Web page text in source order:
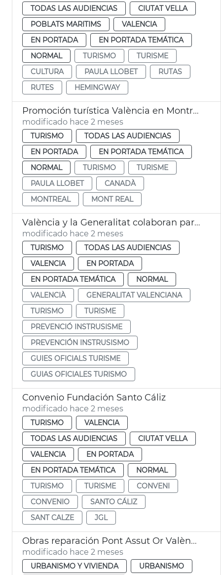
TODAS LAS AUDIENCIAS
CIUTAT VELLA
POBLATS MARITIMS
VALENCIA
EN PORTADA
EN PORTADA TEMÁTICA
NORMAL
TURISMO
TURISME
CULTURA
PAULA LLOBET
RUTAS
RUTES
HEMINGWAY
Promoción turística València en Montreal
modificado hace 2 meses
TURISMO
TODAS LAS AUDIENCIAS
EN PORTADA
EN PORTADA TEMÁTICA
NORMAL
TURISMO
TURISME
PAULA LLOBET
CANADÀ
MONTREAL
MONT REAL
València y la Generalitat colaboran para prevenir el intrusismo en la profesión de guía oficial de turismo
modificado hace 2 meses
TURISMO
TODAS LAS AUDIENCIAS
VALENCIA
EN PORTADA
EN PORTADA TEMÁTICA
NORMAL
VALENCIÀ
GENERALITAT VALENCIANA
TURISMO
TURISME
PREVENCIÓ INSTRUSISME
PREVENCIÓN INSTRUSISMO
GUIES OFICIALS TURISME
GUIAS OFICIALES TURISMO
Convenio Fundación Santo Cáliz
modificado hace 2 meses
TURISMO
VALENCIA
TODAS LAS AUDIENCIAS
CIUTAT VELLA
VALENCIA
EN PORTADA
EN PORTADA TEMÁTICA
NORMAL
TURISMO
TURISME
CONVENI
CONVENIO
SANTO CÁLIZ
SANT CALZE
JGL
Obras reparación Pont Assut Or València
modificado hace 2 meses
URBANISMO Y VIVIENDA
URBANISMO